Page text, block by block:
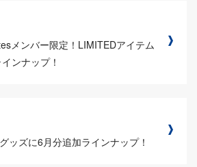
メンバー限定！LIMITEDアイテム
ンナップ！
ッズに6月分追加ラインナップ！